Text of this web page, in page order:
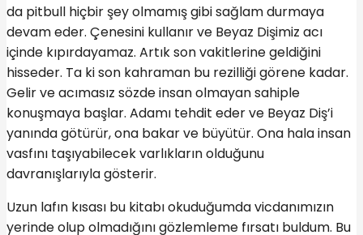
da pitbull hiçbir şey olmamış gibi sağlam durmaya
devam eder. Çenesini kullanır ve Beyaz Dişimiz acı
içinde kıpırdayamaz. Artık son vakitlerine geldiğini
hisseder. Ta ki son kahraman bu rezilliği görene kadar.
Gelir ve acımasız sözde insan olmayan sahiple
konuşmaya başlar. Adamı tehdit eder ve Beyaz Diş’i
yanında götürür, ona bakar ve büyütür. Ona hala insan
vasfını taşıyabilecek varlıkların olduğunu
davranışlarıyla gösterir.
Uzun lafın kısası bu kitabı okuduğumda vicdanımızın
yerinde olup olmadığını gözlemleme fırsatı buldum. Bu